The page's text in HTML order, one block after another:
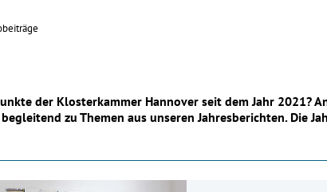
der Klosterkammer Hannover seit dem Jahr 2021?
zu Themen aus unseren Jahresberichten. Die